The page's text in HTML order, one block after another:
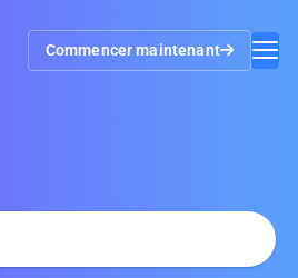
Commencer maintenant